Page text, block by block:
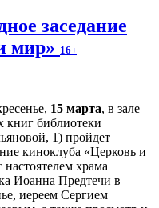
заседание
мир» 16+
15 марта, в зале
книг библиотеки
1) пройдет
киноклуба «Церковь и
настоятелем храма
Иоанна Предтечи в
иереем Сергием